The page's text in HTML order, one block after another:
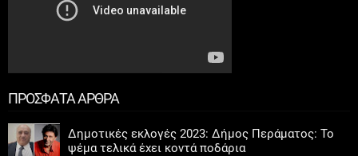
ΠΡΟΣΦΑΤΑ ΑΡΘΡΑ
Δημοτικές εκλογές 2023: Δήμος Περάματος: Το
ψέμα τελικά έχει κοντά ποδάρια